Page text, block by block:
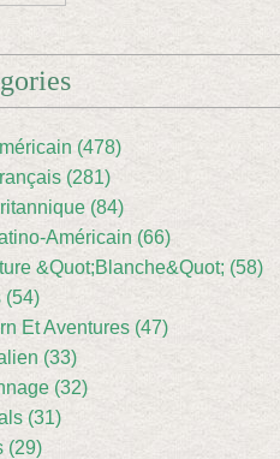
(478)
(281)
(84)
Américain (66)
&Quot;Blanche&Quot; (58)
(54)
Et Aventures (47)
(33)
(32)
(31)
(29)